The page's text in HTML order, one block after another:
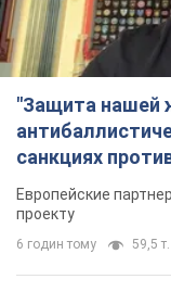
С 1 сентября
зарплаты:
правительство
стипендий
2 години тому 1,7 т.
«Нам они тоже
просьбу
для Patriot